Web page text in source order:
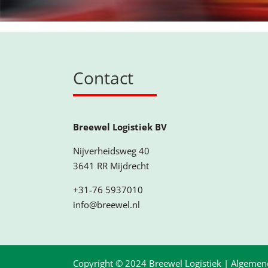
Contact
Breewel Logistiek BV
Nijverheidsweg 40
3641 RR Mijdrecht
+31-76 5937010
info@breewel.nl
Copyright © 2024 Breewel Logistiek |